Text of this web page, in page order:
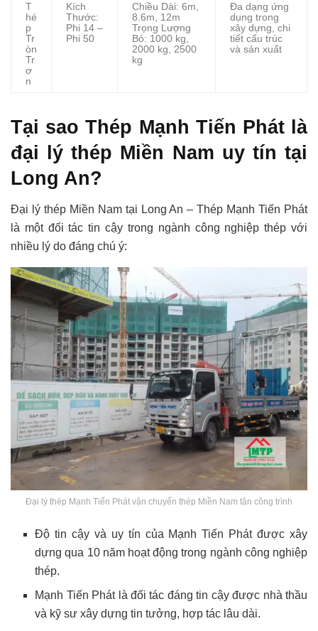
T
hé
p
Tr
òn
Tr
ơ
n
Kích
Thước:
Phi 14 –
Phi 50
Chiều Dài: 6m,
8.6m, 12m
Trọng Lượng
Bó: 1000 kg,
2000 kg, 2500
kg
Đa dạng ứng
dụng trong
xây dựng, chi
tiết cấu trúc
và sản xuất
Tại sao Thép Mạnh Tiến Phát là
đại lý thép Miền Nam uy tín tại
Long An?
Đại lý thép Miền Nam tại Long An – Thép Mạnh Tiến Phát
là một đối tác tin cậy trong ngành công nghiệp thép với
nhiều lý do đáng chú ý:
Đại lý thép Mạnh Tiến Phát vận chuyển thép Miền Nam tận công trình
Độ tin cậy và uy tín của Mạnh Tiến Phát được xây
dựng qua 10 năm hoạt động trong ngành công nghiệp
thép.
Mạnh Tiến Phát là đối tác đáng tin cậy được nhà thầu
và kỹ sư xây dựng tin tưởng, hợp tác lâu dài.